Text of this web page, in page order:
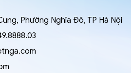
Phường Nghĩa Đô, TP Hà Nội